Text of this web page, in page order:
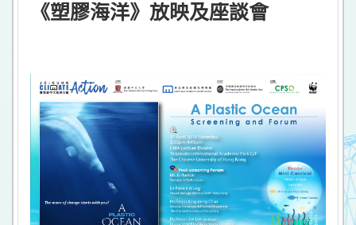
《塑膠海洋》放映及座談會